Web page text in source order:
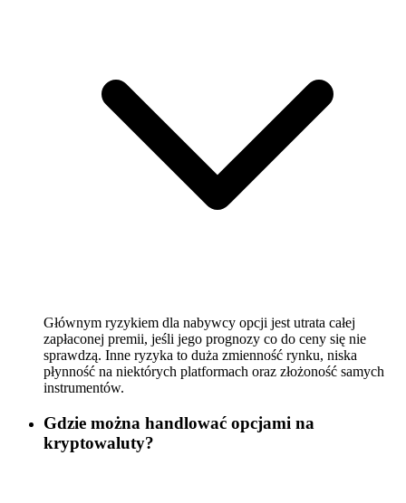
Głównym ryzykiem dla nabywcy opcji jest utrata całej
zapłaconej premii, jeśli jego prognozy co do ceny się nie
sprawdzą. Inne ryzyka to duża zmienność rynku, niska
płynność na niektórych platformach oraz złożoność samych
instrumentów.
Gdzie można handlować opcjami na
kryptowaluty?